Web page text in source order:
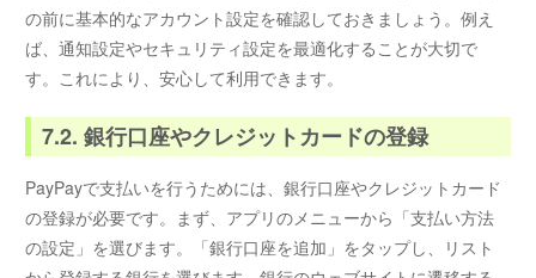
の前に基本的なアカウント設定を確認しておきましょう。例え
ば、通知設定やセキュリティ設定を最適化することが大切で
す。これにより、安心して利用できます。
7.2. 銀行口座やクレジットカードの登録
PayPayで支払いを行うためには、銀行口座やクレジットカード
の登録が必要です。まず、アプリのメニューから「支払い方法
の設定」を選びます。「銀行口座を追加」をタップし、リスト